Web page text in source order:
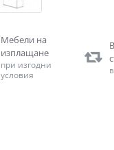
Мебели на
изплащане
при изгодни
условия